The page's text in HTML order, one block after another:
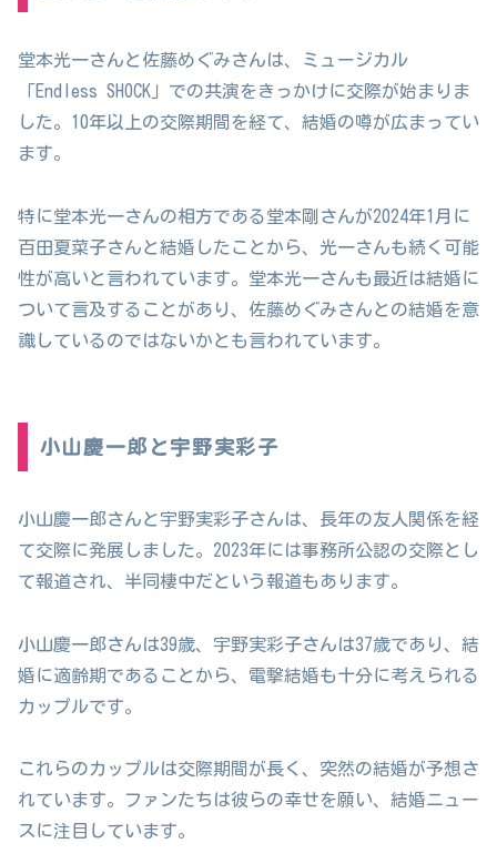
堂本光一さんと佐藤めぐみさんは、ミュージカル
「Endless SHOCK」での共演をきっかけに交際が始まりま
した。10年以上の交際期間を経て、結婚の噂が広まってい
ます。
特に堂本光一さんの相方である堂本剛さんが2024年1月に
百田夏菜子さんと結婚したことから、光一さんも続く可能
性が高いと言われています。堂本光一さんも最近は結婚に
ついて言及することがあり、佐藤めぐみさんとの結婚を意
識しているのではないかとも言われています。
小山慶一郎と宇野実彩子
小山慶一郎さんと宇野実彩子さんは、長年の友人関係を経
て交際に発展しました。2023年には事務所公認の交際とし
て報道され、半同棲中だという報道もあります。
小山慶一郎さんは39歳、宇野実彩子さんは37歳であり、結
婚に適齢期であることから、電撃結婚も十分に考えられる
カップルです。
これらのカップルは交際期間が長く、突然の結婚が予想さ
れています。ファンたちは彼らの幸せを願い、結婚ニュー
スに注目しています。